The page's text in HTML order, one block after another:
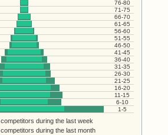
76-80
71-75
66-70
61-65
56-60
51-55
46-50
41-45
36-40
31-35
26-30
21-25
16-20
11-15
6-10
1-5
competitors during the last week
competitors during the last month